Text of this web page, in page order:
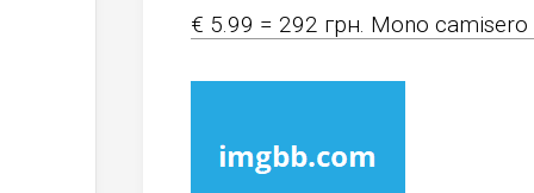
€ 5.99 = 292 грн. Mono